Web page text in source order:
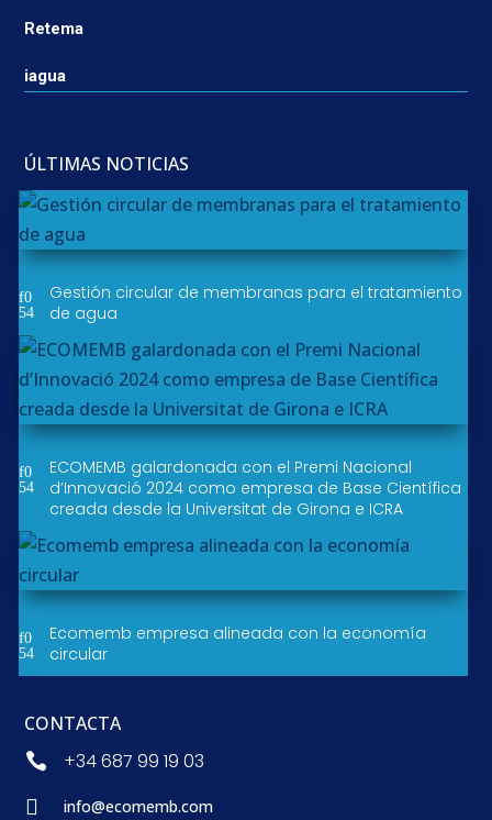
Retema
iagua
ÚLTIMAS NOTICIAS
Gestión circular de membranas para el tratamiento
de agua
ECOMEMB galardonada con el Premi Nacional
d’Innovació 2024 como empresa de Base Científica
creada desde la Universitat de Girona e ICRA
Ecomemb empresa alineada con la economía
circular
CONTACTA
 +34 687 99 19 03
 info@ecomemb.com